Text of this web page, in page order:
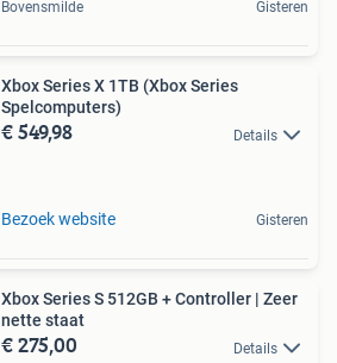
Bovensmilde Gisteren
Xbox Series X 1TB (Xbox Series
Spelcomputers)
€ 549,98 Details
Bezoek website Gisteren
Xbox Series S 512GB + Controller | Zeer
nette staat
€ 275,00 Details